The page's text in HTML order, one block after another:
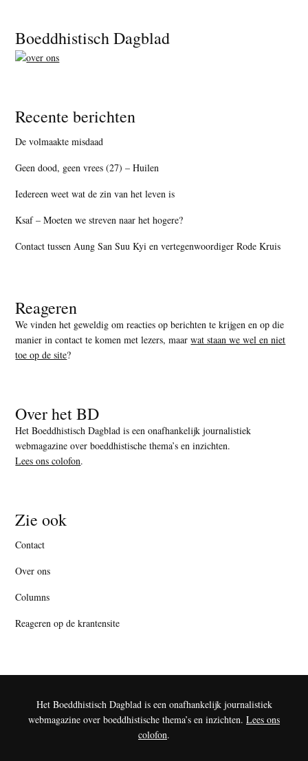
Footer
Boeddhistisch Dagblad
Recente berichten
De volmaakte misdaad
Geen dood, geen vrees (27) – Huilen
Iedereen weet wat de zin van het leven is
Ksaf – Moeten we streven naar het hogere?
Contact tussen Aung San Suu Kyi en vertegenwoordiger Rode Kruis
Reageren
We vinden het geweldig om reacties op berichten te krijgen en op die
manier in contact te komen met lezers, maarwat staan we wel en niet
toe op de site?
Over het BD
Het Boeddhistisch Dagblad is een onafhankelijk journalistiek
webmagazine over boeddhistische thema’s en inzichten.
Lees ons colofon.
Zie ook
Contact
Over ons
Columns
Reageren op de krantensite
Het Boeddhistisch Dagblad is een onafhankelijk journalistiek
webmagazine over boeddhistische thema’s en inzichten. Lees ons
colofon.